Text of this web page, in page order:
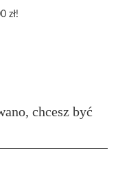
zł!
chcesz być